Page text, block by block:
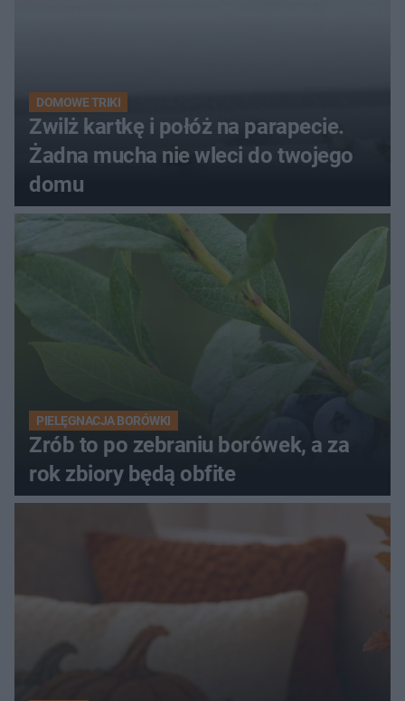
DOMOWE TRIKI
Zwilż kartkę i połóż na parapecie.
Żadna mucha nie wleci do twojego
domu
PIELĘGNACJA BORÓWKI
Zrób to po zebraniu borówek, a za
rok zbiory będą obfite